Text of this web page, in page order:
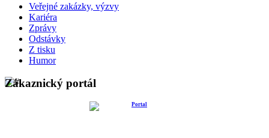
Veřejné zakázky, výzvy
Kariéra
Zprávy
Odstávky
Z tisku
Humor
Zákaznický portál